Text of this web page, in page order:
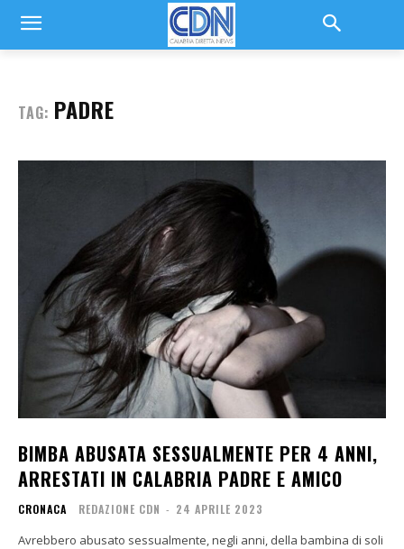
TAG: PADRE
BIMBA ABUSATA SESSUALMENTE PER 4 ANNI,
ARRESTATI IN CALABRIA PADRE E AMICO
CRONACA REDAZIONE CDN - 24 APRILE 2023
Avrebbero abusato sessualmente, negli anni, della bambina di soli